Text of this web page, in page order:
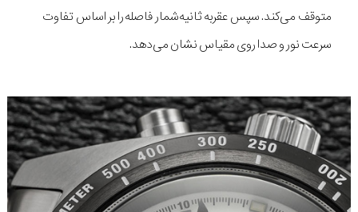
متوقف می‌کند. سپس عقربه ثانیه‌شمار فاصله را بر اساس تفاوت
سرعت نور و صدا روی مقیاس نشان می‌دهد.